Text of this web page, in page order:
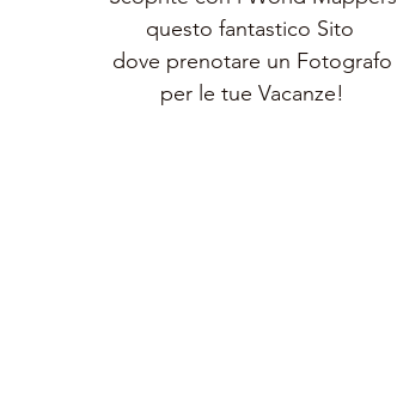
questo fantastico Sito
dove prenotare un Fotografo
per le tue Vacanze!